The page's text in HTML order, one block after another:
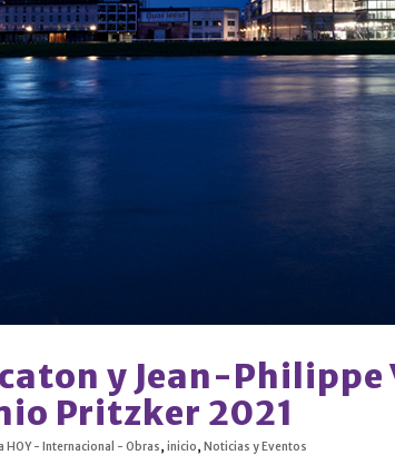
y Jean-
Pritzker 2021
HOY - Internacional - Obras, inicio, Noticias y Eventos